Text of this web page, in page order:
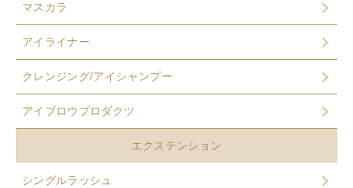
マスカラ
アイライナー
クレンジング/アイシャンプー
アイブロウプロダクツ
エクステンション
シングルラッシュ